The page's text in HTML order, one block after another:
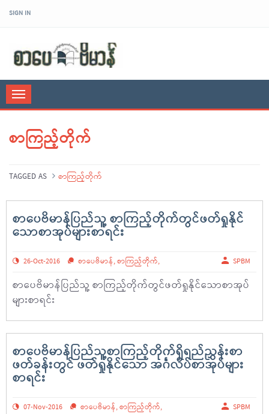
SIGN IN
Toggle
navigation
စာကြည့်တိုက်
TAGGED AS စာကြည့်တိုက်
စာပေဗိမာန်ပြည်သူ့ စာကြည့်တိုက်တွင်ဖတ်ရှုနိုင်
သောစာအုပ်များစာရင်း
26-Oct-2016 စာပေဗိမာန်,စာကြည့်တိုက်, SPBM
စာပေဗိမာန်ပြည်သူ့ စာကြည့်တိုက်တွင်ဖတ်ရှုနိုင်သောစာအုပ်
များစာရင်း
စာပေဗိမာန်ပြည်သူ့စာကြည့်တိုက်ရှိရည်ညွှန်းစာ
ဖတ်ခန်းတွင် ဖတ်ရှုနိုင်သော အင်္ဂလိပ်စာအုပ်များ
စာရင်း
07-Nov-2016 စာပေဗိမာန်,စာကြည့်တိုက်, SPBM